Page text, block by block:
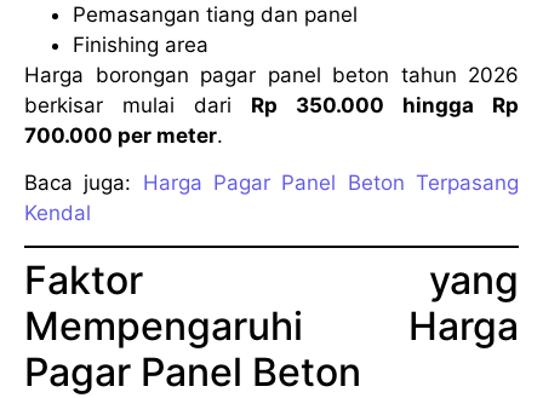
Pemasangan tiang dan panel
Finishing area
Harga borongan pagar panel beton tahun 2026
berkisar mulai dari Rp 350.000 hingga Rp
700.000 per meter.
Baca juga: Harga Pagar Panel Beton Terpasang
Kendal
Faktor yang
Mempengaruhi Harga
Pagar Panel Beton